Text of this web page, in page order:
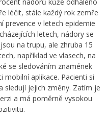
léčit, stále každý rok zemře
prevence v letech epidemie
letech, nádory se
na trupu, ale zhruba 15
například ve vlasech, na
se sledováním znamének
aplikace. Pacienti si
sledují jejich změny. Zatím je
a má poměrně vysokou